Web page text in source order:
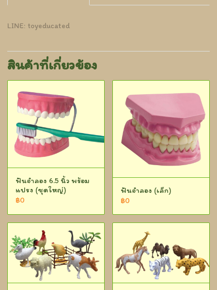
LINE: toyeducated
สินค้าที่เกี่ยวข้อง
ฟันจำลอง 6.5 นิ้ว พร้อม
แปรง (ชุดใหญ่)
฿0
ฟันจำลอง (เล็ก)
฿0